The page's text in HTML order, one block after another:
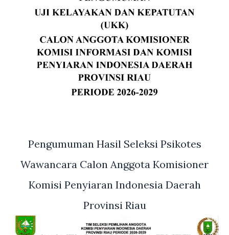
Pengumuman Hasil Seleksi Psikotes
Wawancara Calon Anggota Komisioner
Komisi Penyiaran Indonesia Daerah
Provinsi Riau